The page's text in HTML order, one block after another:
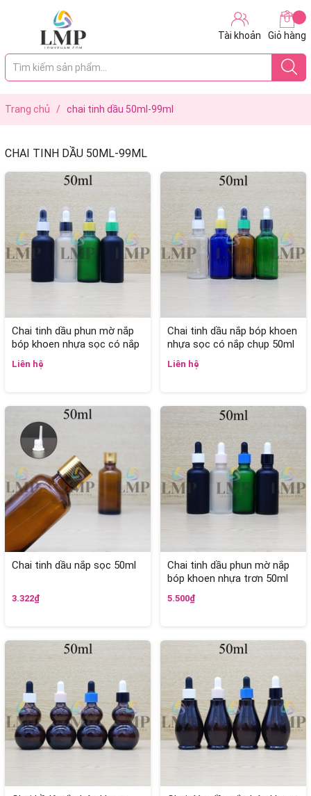
Tài khoản Giỏ hàng
Trang chủ / chai tinh dầu 50ml-99ml
CHAI TINH DẦU 50ML-99ML
Chai tinh dầu phun mờ nắp
bóp khoen nhựa sọc có nắp
chụp 50ml
Liên hệ
Chai tinh dầu nắp bóp khoen
nhựa sọc có nắp chụp 50ml
Liên hệ
Chai tinh dầu nắp sọc 50ml
3.322₫
Chai tinh dầu phun mờ nắp
bóp khoen nhựa trơn 50ml
5.500₫